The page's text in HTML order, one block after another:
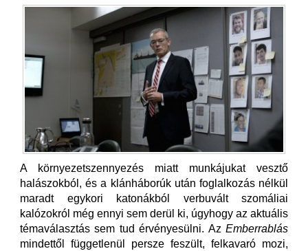
A környezetszennyezés miatt munkájukat vesztő
halászokból, és a klánháborúk után foglalkozás nélkül
maradt egykori katonákból verbuvált szomáliai
kalózokról még ennyi sem derül ki, úgyhogy az aktuális
témaválasztás sem tud érvényesülni. Az Emberrablás
mindettől függetlenül persze feszült, felkavaró mozi,